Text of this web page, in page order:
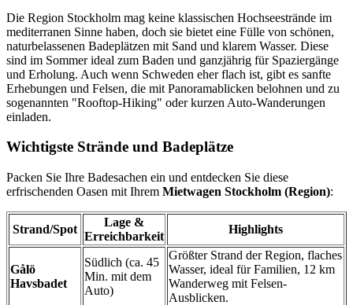
Die Region Stockholm mag keine klassischen Hochseestrände im
mediterranen Sinne haben, doch sie bietet eine Fülle von schönen,
naturbelassenen Badeplätzen mit Sand und klarem Wasser. Diese
sind im Sommer ideal zum Baden und ganzjährig für Spaziergänge
und Erholung. Auch wenn Schweden eher flach ist, gibt es sanfte
Erhebungen und Felsen, die mit Panoramablicken belohnen und zu
sogenannten "Rooftop-Hiking" oder kurzen Auto-Wanderungen
einladen.
Wichtigste Strände und Badeplätze
Packen Sie Ihre Badesachen ein und entdecken Sie diese
erfrischenden Oasen mit Ihrem Mietwagen Stockholm (Region):
Strand/Spot
Lage &
Erreichbarkeit
Highlights
Gålö
Havsbadet
Südlich (ca. 45
Min. mit dem
Auto)
Größter Strand der Region, flaches
Wasser, ideal für Familien, 12 km
Wanderweg mit Felsen-
Ausblicken.